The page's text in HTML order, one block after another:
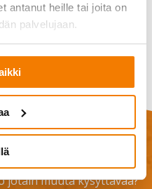
antanut heille tai joita on
palvelujaan.
jotain muuta kysyttävää?